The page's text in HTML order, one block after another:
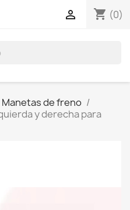
shopping_cart (0)

Manetas de freno
y derecha para